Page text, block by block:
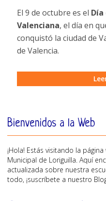
El 9 de octubre es el
Valenciana, el día en
conquistó la ciudad de
de Valencia.
Bienvenidos a la Web
¡Hola! Estás visitando la
Municipal de Loriguilla. Aquí
actualizada sobre nuestra
todo, ¡suscríbete a nuestro